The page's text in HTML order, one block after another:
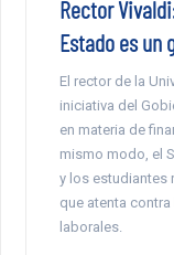
Rector
Estado es un
El rector de la
iniciativa del
en materia de
mismo modo, el
y los estudiantes
que atenta
laborales.